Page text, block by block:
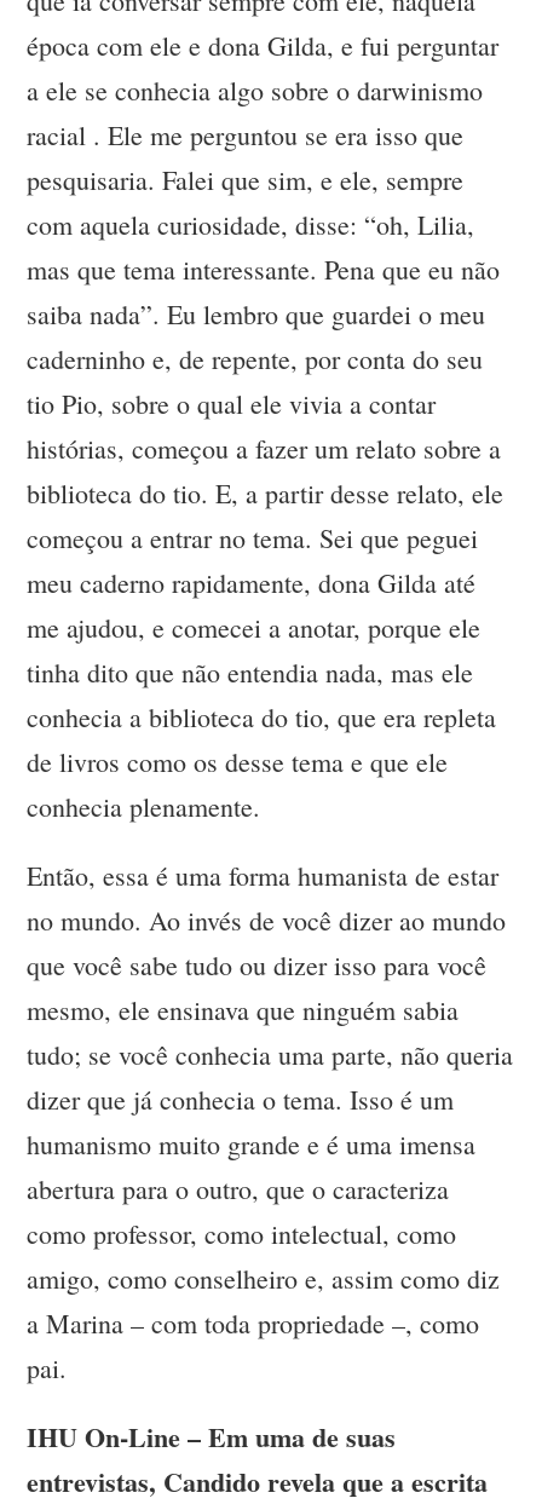
época com ele e dona Gilda, e fui perguntar
a ele se conhecia algo sobre o darwinismo
racial . Ele me perguntou se era isso que
pesquisaria. Falei que sim, e ele, sempre
com aquela curiosidade, disse: “oh, Lilia,
mas que tema interessante. Pena que eu não
saiba nada”. Eu lembro que guardei o meu
caderninho e, de repente, por conta do seu
tio Pio, sobre o qual ele vivia a contar
histórias, começou a fazer um relato sobre a
biblioteca do tio. E, a partir desse relato, ele
começou a entrar no tema. Sei que peguei
meu caderno rapidamente, dona Gilda até
me ajudou, e comecei a anotar, porque ele
tinha dito que não entendia nada, mas ele
conhecia a biblioteca do tio, que era repleta
de livros como os desse tema e que ele
conhecia plenamente.
Então, essa é uma forma humanista de estar
no mundo. Ao invés de você dizer ao mundo
que você sabe tudo ou dizer isso para você
mesmo, ele ensinava que ninguém sabia
tudo; se você conhecia uma parte, não queria
dizer que já conhecia o tema. Isso é um
humanismo muito grande e é uma imensa
abertura para o outro, que o caracteriza
como professor, como intelectual, como
amigo, como conselheiro e, assim como diz
a Marina – com toda propriedade –, como
pai.
IHU On-Line – Em uma de suas
entrevistas, Candido revela que a escrita